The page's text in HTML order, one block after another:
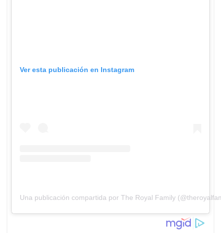
Ver esta publicación en Instagram
Una publicación compartida por The Royal Family